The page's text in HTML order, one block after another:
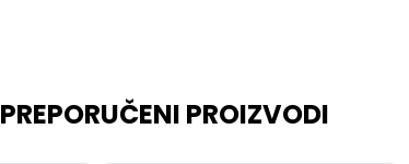
PREPORUČENI PROIZVODI